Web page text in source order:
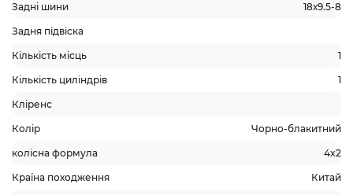
Задні шини 18х9.5-8
Задня підвіска
Кількість місць 1
Кількість циліндрів 1
Кліренс
Колір Чорно-блакитний
колісна формула 4x2
Країна походження Китай